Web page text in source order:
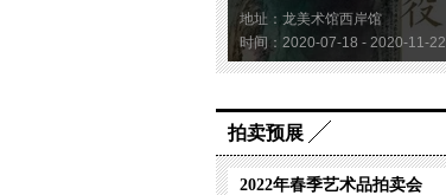
地址：龙美术馆西岸馆
时间：2020-07-18 - 2020-11-22
拍卖预展
2022年春季艺术品拍卖会